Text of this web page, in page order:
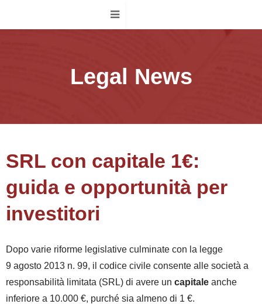
Legal News
SRL con capitale 1€:
guida e opportunità per
investitori
Dopo varie riforme legislative culminate con la legge
9 agosto 2013 n. 99, il codice civile consente alle società a
responsabilità limitata (SRL) di avere un capitale anche
inferiore a 10.000 €, purché sia almeno di 1 €.